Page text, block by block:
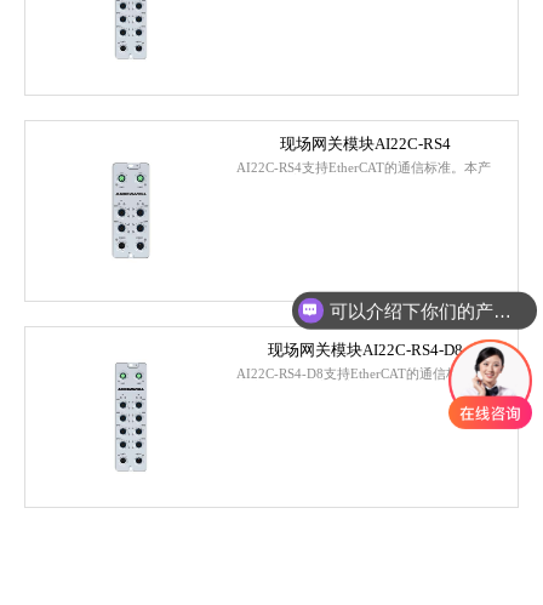
现场网关模块AI22C-RS4
AI22C-RS4支持EtherCAT的通信标准。本产
现场网关模块AI22C-RS4-D8
AI22C-RS4-D8支持EtherCAT的通信标准。
可以介绍下你们的产品么